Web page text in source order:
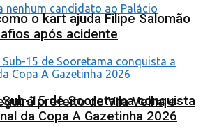
prefeito de Vila Velha e
o kart ajuda Filipe Salomão
após acidente
Sub-15 de Sooretama conquista
da Copa A Gazetinha 2026